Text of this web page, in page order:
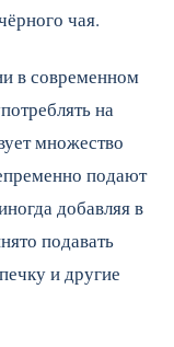
чая.
в современном
на
множество
подают
добавляя в
подавать
и другие